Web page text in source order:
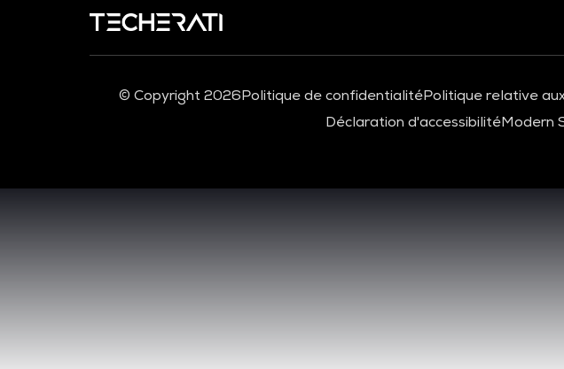
© Copyright 2026Politique de confidentialitéPolitique relative
Déclaration d'accessibilitéModern